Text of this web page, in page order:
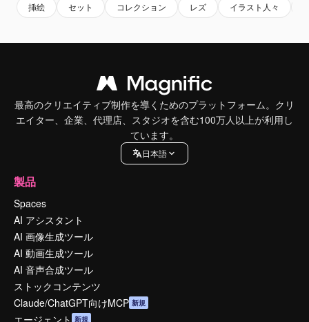
挿絵 セット コレクション レズ イラスト人々
最高のクリエイティブ制作を導くためのプラットフォーム。クリ
エイター、企業、代理店、スタジオを含む100万人以上が利用し
ています。
日本語
製品
Spaces
AI アシスタント
AI 画像生成ツール
AI 動画生成ツール
AI 音声合成ツール
ストックコンテンツ
Claude/ChatGPT向けMCP 新規
エージェント 新規